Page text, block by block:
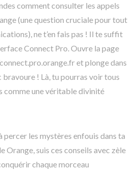
comment consulter les appels
(une question cruciale pour tout
ne t’en fais pas ! Il te suffit
Connect Pro. Ouvre la page
et plonge dans
bravoure ! Là, tu pourras voir tous
comme une véritable divinité
percer les mystères enfouis dans ta
suis ces conseils avec zèle
chaque morceau